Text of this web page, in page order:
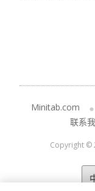
Minitab.com
联系
Copyright ©